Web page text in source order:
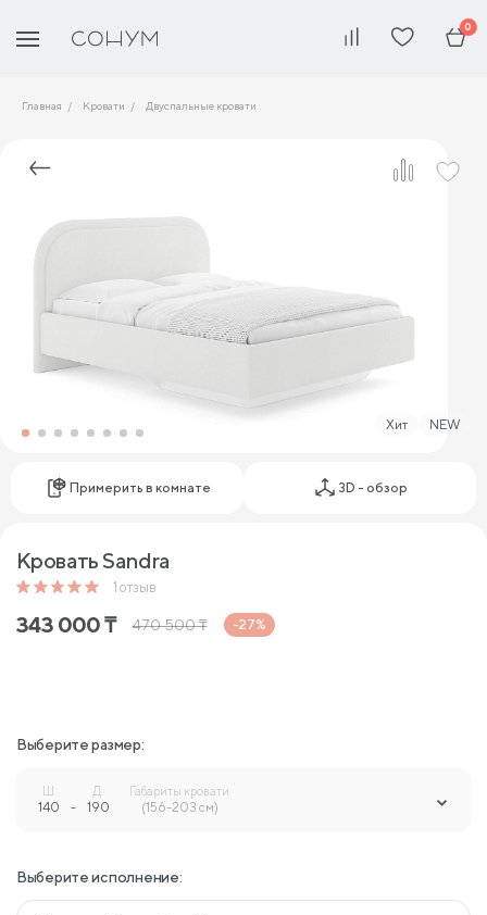
0
Главная Кровати Двуспальные кровати
Хит NEW
Примерить в комнате 3D - обзор
Кровать Sandra
1 отзыв
343 000₸ 470 500₸ -27%
Выберите размер:
Ш.
140 -
Д.
190
Габариты кровати
(156-203 см)
Выберите исполнение: